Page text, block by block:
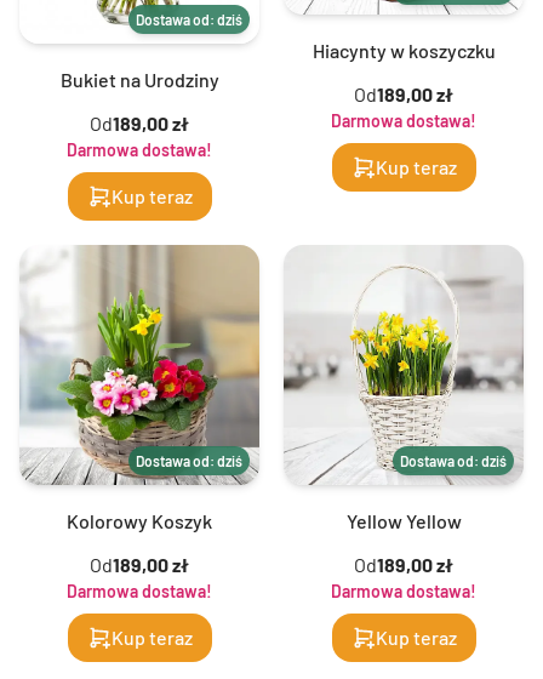
Dostawa od: dziś
Bukiet na Urodziny
Od189,00 zł
Darmowa dostawa!
Kup teraz
Hiacynty w koszyczku
Od189,00 zł
Darmowa dostawa!
Kup teraz
Dostawa od: dziś
Kolorowy Koszyk
Od189,00 zł
Darmowa dostawa!
Kup teraz
Dostawa od: dziś
Yellow Yellow
Od189,00 zł
Darmowa dostawa!
Kup teraz